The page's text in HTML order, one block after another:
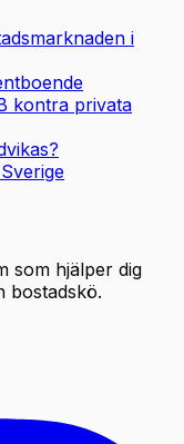
i
kontra privata
som hjälper dig
bostadskö.